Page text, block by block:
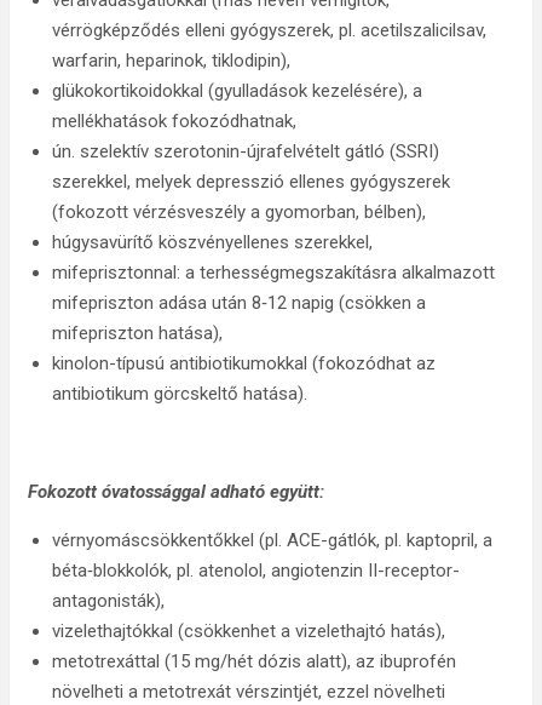
vérrögképződés elleni gyógyszerek, pl. acetilszalicilsav,
warfarin, heparinok, tiklodipin),
glükokortikoidokkal (gyulladások kezelésére), a
mellékhatások fokozódhatnak,
ún. szelektív szerotonin-újrafelvételt gátló (SSRI)
szerekkel, melyek depresszió ellenes gyógyszerek
(fokozott vérzésveszély a gyomorban, bélben),
húgysavürítő köszvényellenes szerekkel,
mifeprisztonnal: a terhességmegszakításra alkalmazott
mifepriszton adása után 8‑12 napig (csökken a
mifepriszton hatása),
kinolon-típusú antibiotikumokkal (fokozódhat az
antibiotikum görcskeltő hatása).
Fokozott óvatossággal adható együtt:
vérnyomáscsökkentőkkel (pl. ACE-gátlók, pl. kaptopril, a
béta‑blokkolók, pl. atenolol, angiotenzin II-receptor-
antagonisták),
vizelethajtókkal (csökkenhet a vizelethajtó hatás),
metotrexáttal (15 mg/hét dózis alatt), az ibuprofén
növelheti a metotrexát vérszintjét, ezzel növelheti